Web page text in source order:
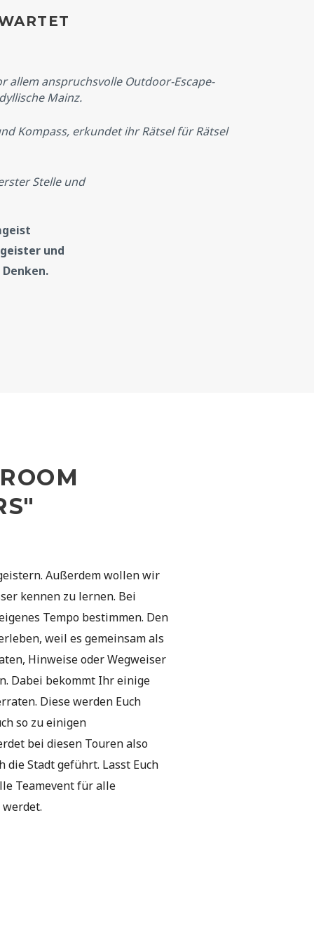
allem anspruchsvolle Outdoor-Escape-
Mainz.
Kompass, erkundet ihr Rätsel für Rätsel
Stelle und
und
Außerdem wollen wir
kennen zu lernen. Bei
Tempo bestimmen. Den
weil es gemeinsam als
Hinweise oder Wegweiser
Dabei bekommt Ihr einige
Diese werden Euch
so zu einigen
bei diesen Touren also
die Stadt geführt. Lasst Euch
Teamevent für alle